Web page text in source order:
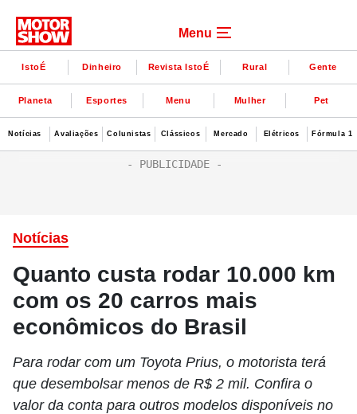
Menu
IstoÉ Dinheiro Revista IstoÉ Rural Gente
Planeta Esportes Menu Mulher Pet
Notícias Avaliações Colunistas Clássicos Mercado Elétricos Fórmula 1
Notícias
Quanto custa rodar 10.000 km
com os 20 carros mais
econômicos do Brasil
Para rodar com um Toyota Prius, o motorista terá
que desembolsar menos de R$ 2 mil. Confira o
valor da conta para outros modelos disponíveis no